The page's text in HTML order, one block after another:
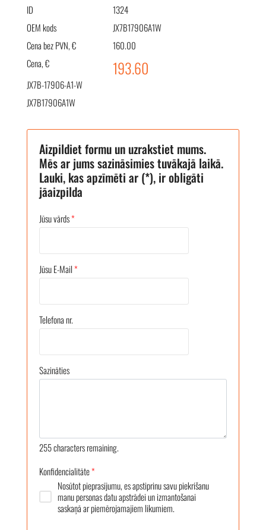
ID
1324
OEM kods
JX7B17906A1W
Cena bez PVN, €
160.00
Cena, €
193.60
JX7B-17906-A1-W
JX7B17906A1W
Aizpildiet formu un uzrakstiet mums.
Mēs ar jums sazināsimies tuvākajā laikā.
Lauki, kas apzīmēti ar (*), ir obligāti
jāaizpilda
Jūsu vārds*
Jūsu E-Mail*
Telefona nr.
Sazināties
255characters remaining.
Konfidencialitāte*
Nosūtot pieprasījumu, es apstiprinu savu piekrišanu
manu personas datu apstrādei un izmantošanai
saskaņā ar piemērojamajiem likumiem.